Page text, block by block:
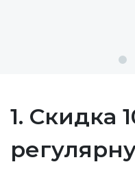
1. Скидка